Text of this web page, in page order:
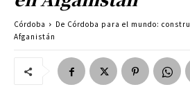
Córdoba
De Córdoba para el mundo:
Afganistán